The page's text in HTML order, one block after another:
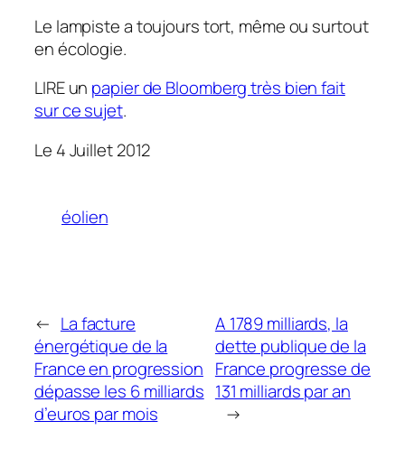
Le lampiste a toujours tort, même ou surtout
en écologie.
LIRE un papier de Bloomberg très bien fait
sur ce sujet.
Le 4 Juillet 2012
éolien
← La facture
énergétique de la
France en progression
dépasse les 6 milliards
d’euros par mois
A 1789 milliards, la
dette publique de la
France progresse de
131 milliards par an
→